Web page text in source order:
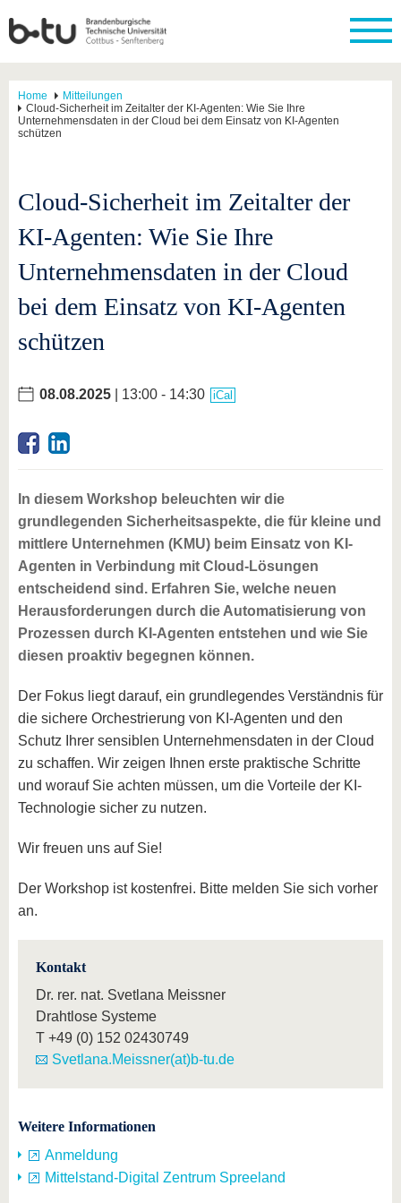
Home
Mitteilungen
Cloud-Sicherheit im Zeitalter der KI-Agenten: Wie Sie Ihre
Unternehmensdaten in der Cloud bei dem Einsatz von KI-Agenten
schützen
Cloud-Sicherheit im Zeitalter der
KI-Agenten: Wie Sie Ihre
Unternehmensdaten in der Cloud
bei dem Einsatz von KI-Agenten
schützen
08.08.2025 | 13:00 - 14:30 iCal
In diesem Workshop beleuchten wir die
grundlegenden Sicherheitsaspekte, die für kleine und
mittlere Unternehmen (KMU) beim Einsatz von KI-
Agenten in Verbindung mit Cloud-Lösungen
entscheidend sind. Erfahren Sie, welche neuen
Herausforderungen durch die Automatisierung von
Prozessen durch KI-Agenten entstehen und wie Sie
diesen proaktiv begegnen können.
Der Fokus liegt darauf, ein grundlegendes Verständnis für
die sichere Orchestrierung von KI-Agenten und den
Schutz Ihrer sensiblen Unternehmensdaten in der Cloud
zu schaffen. Wir zeigen Ihnen erste praktische Schritte
und worauf Sie achten müssen, um die Vorteile der KI-
Technologie sicher zu nutzen.
Wir freuen uns auf Sie!
Der Workshop ist kostenfrei. Bitte melden Sie sich vorher
an.
Kontakt
Dr. rer. nat. Svetlana Meissner
Drahtlose Systeme
T +49 (0) 152 02430749
Svetlana.Meissner(at)b-tu.de
Weitere Informationen
Anmeldung
Mittelstand-Digital Zentrum Spreeland